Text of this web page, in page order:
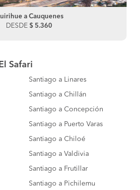
a Cauquenes
DESDE $ 5.360
Safari
Santiago a Linares
Santiago a Chillán
Santiago a Concepción
Santiago a Puerto Varas
Santiago a Chiloé
Santiago a Valdivia
Santiago a Frutillar
Santiago a Pichilemu